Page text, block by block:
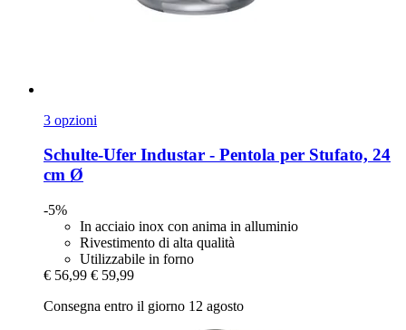
3 opzioni
Schulte-Ufer Industar -​ Pentola per Stufato, 24
cm Ø
-5%
In acciaio inox con anima in alluminio
Rivestimento di alta qualità
Utilizzabile in forno
€ 56,99 € 59,99
Consegna entro il giorno 12 agosto